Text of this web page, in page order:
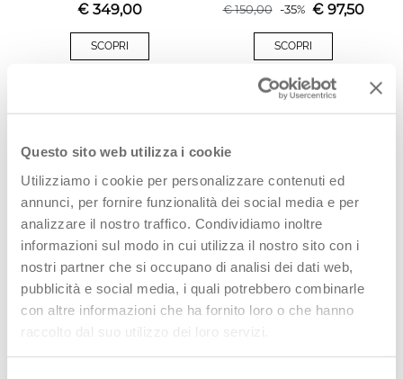
Questo sito web utilizza i cookie
Utilizziamo i cookie per personalizzare contenuti ed
annunci, per fornire funzionalità dei social media e per
analizzare il nostro traffico. Condividiamo inoltre
informazioni sul modo in cui utilizza il nostro sito con i
nostri partner che si occupano di analisi dei dati web,
pubblicità e social media, i quali potrebbero combinarle
con altre informazioni che ha fornito loro o che hanno
raccolto dal suo utilizzo dei loro servizi.
€ 349,00
SCOPRI
€150,00 -35% € 97,50
SCOPRI
uomo abete in suede
€114,00
SCOPRI SCOPRI